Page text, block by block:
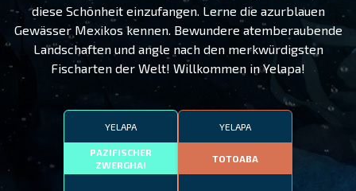
diese Schönheit einzufangen. Lerne die azurblauen
Gewässer Mexikos kennen. Bewundere atemberaubende
Landschaften und angle nach den merkwürdigsten
Fischarten der Welt! Willkommen in Yelapa!
YELAPA
PAZIFISCHER
ZWERGHAI
YELAPA
TOTOABA